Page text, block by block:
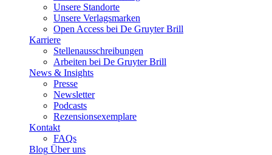
Unsere Standorte
Unsere Verlagsmarken
Open Access bei De Gruyter Brill
Karriere
Stellenausschreibungen
Arbeiten bei De Gruyter Brill
News & Insights
Presse
Newsletter
Podcasts
Rezensionsexemplare
Kontakt
FAQs
Blog Über uns